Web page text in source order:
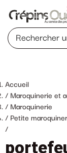
Accueil
Maroquinerie et
Maroquinerie
Petite
/